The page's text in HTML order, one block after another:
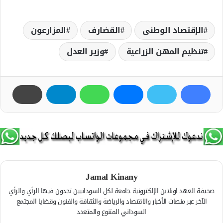
الإقتصاد الوطنى القضارف
المزارعون
تنظيم المهن الزراعية
وزير العدل
Jamal Kinany
صحيفة العهد اونلاين الإلكترونية جامعة لكل السودانيين تجدون فيها الرأي والرأي
الآخر عبر منصات الأخبار والاقتصاد والرياضة والثقافة والفنون وقضايا المجتمع
السوداني المتنوع والمتعدد